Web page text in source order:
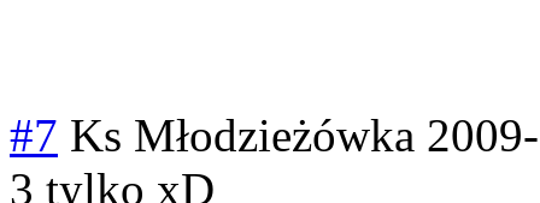
#7 Ks Młodzieżówka
3 tylko xD